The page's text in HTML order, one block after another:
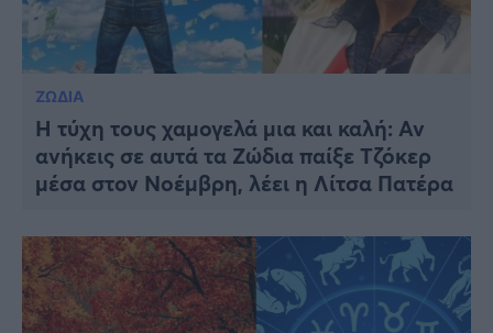
ΖΩΔΙΑ
Η τύχη τους χαμογελά μια και καλή: Αν
ανήκεις σε αυτά τα Ζώδια παίξε Τζόκερ
μέσα στον Νοέμβρη, λέει η Λίτσα Πατέρα